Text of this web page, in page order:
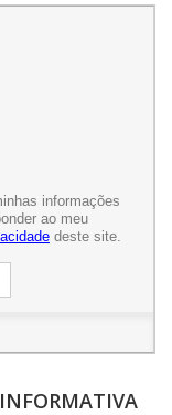
informações
ao meu
deste site.